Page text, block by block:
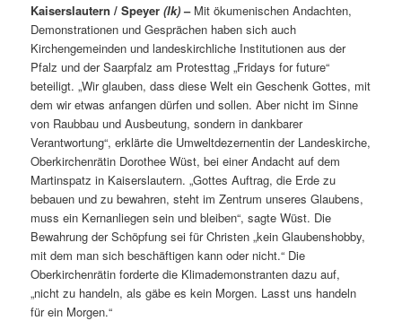
Kaiserslautern / Speyer(lk)– Mit ökumenischen Andachten,
Demonstrationen und Gesprächen haben sich auch
Kirchengemeinden und landeskirchliche Institutionen aus der
Pfalz und der Saarpfalz am Protesttag „Fridays for future“
beteiligt. „Wir glauben, dass diese Welt ein Geschenk Gottes, mit
dem wir etwas anfangen dürfen und sollen. Aber nicht im Sinne
von Raubbau und Ausbeutung, sondern in dankbarer
Verantwortung“, erklärte die Umweltdezernentin der Landeskirche,
Oberkirchenrätin Dorothee Wüst, bei einer Andacht auf dem
Martinspatz in Kaiserslautern. „Gottes Auftrag, die Erde zu
bebauen und zu bewahren, steht im Zentrum unseres Glaubens,
muss ein Kernanliegen sein und bleiben“, sagte Wüst. Die
Bewahrung der Schöpfung sei für Christen „kein Glaubenshobby,
mit dem man sich beschäftigen kann oder nicht.“ Die
Oberkirchenrätin forderte die Klimademonstranten dazu auf,
„nicht zu handeln, als gäbe es kein Morgen. Lasst uns handeln
für ein Morgen.“